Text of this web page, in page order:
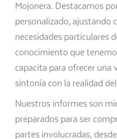
Mojonera. Destacamos
personalizado, ajustando
necesidades particulares
conocimiento que
capacita para ofrecer una
sintonía con la realidad
Nuestros informes son
preparados para ser
partes involucradas,